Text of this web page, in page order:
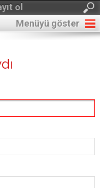
ol
Menüyü göster